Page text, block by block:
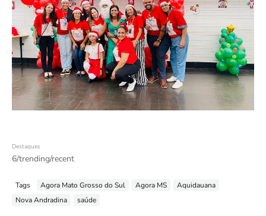
Destaques
6/trending/recent
Tags Agora Mato Grosso do Sul Agora MS
Aquidauana
Nova Andradina
saúde